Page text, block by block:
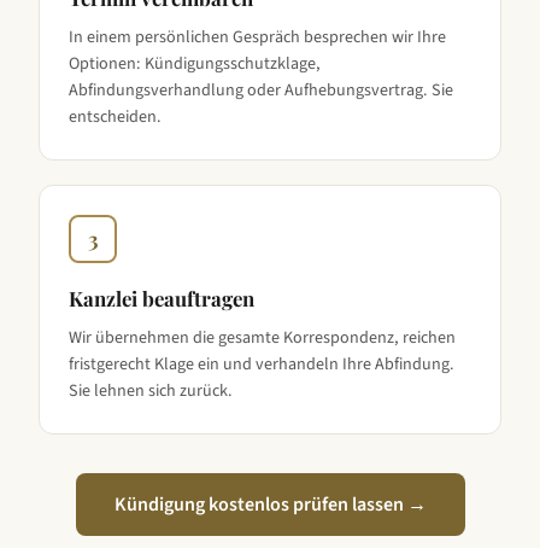
In einem persönlichen Gespräch besprechen wir Ihre
Optionen: Kündigungsschutzklage,
Abfindungsverhandlung oder Aufhebungsvertrag. Sie
entscheiden.
3
Kanzlei beauftragen
Wir übernehmen die gesamte Korrespondenz, reichen
fristgerecht Klage ein und verhandeln Ihre Abfindung.
Sie lehnen sich zurück.
Kündigung kostenlos prüfen lassen →